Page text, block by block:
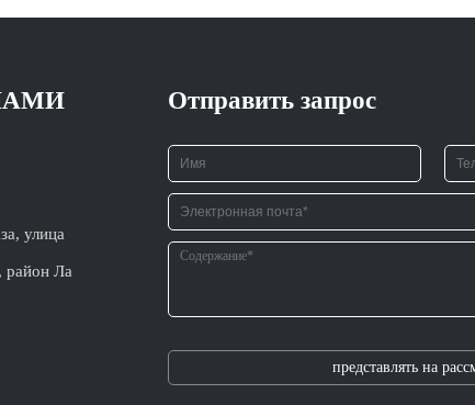
улица
Ла
Отправить запрос
представлять на